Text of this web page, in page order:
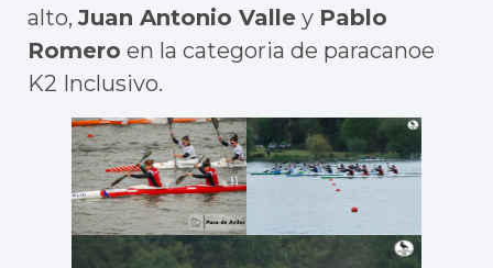
alto, Juan Antonio Valle y Pablo
Romero en la categoria de paracanoe
K2 Inclusivo.